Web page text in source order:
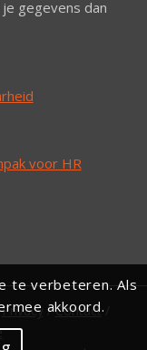
gegevens dan
voor HR
Privacy /Contact/
te verbeteren. Als
akkoord.